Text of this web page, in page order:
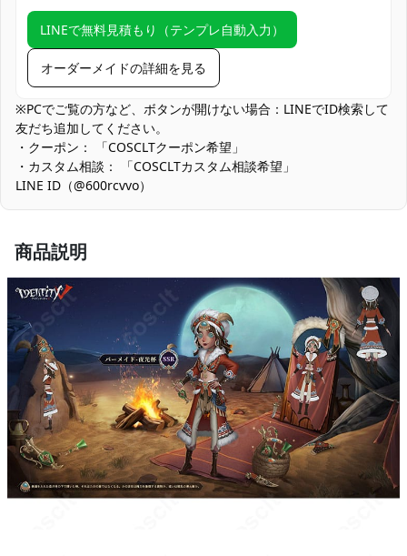
使用場所
会、ハロウィン仮装、キャラ併せ・合わせ
撮影、テーマカフェ企画撮影、TikTok・シ
ョート動画撮影、スタジオライティング撮
影
コスプレ対象
コスプレ愛好家、アニメや漫画、ゲームフ
ァン、出演者
収納方法
他の衣類と同じく、清潔に乾燥を保ち、鋭
い物によっての破れを避けてください。
商品状態
新品未使用
濃色×淡色の配色：コントラストを活かした配色により写真映えし
ますが、色移りを避けるため単独保管・洗濯時は色分けを徹底し
てください。
LINEで無料見積もり（テンプレ自動入力）
オーダーメイドの詳細を見る
※PCでご覧の方など、ボタンが開けない場合：LINEでID検索して
友だち追加してください。
・クーポン： 「COSCLTクーポン希望」
・カスタム相談： 「COSCLTカスタム相談希望」
LINE ID（@600rcvvo）
商品説明